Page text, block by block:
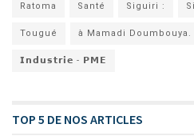
Ratoma Santé Siguiri :
Tougué à Mamadi Doumbouya.
𝗜𝗻𝗱𝘂𝘀𝘁𝗿𝗶𝗲 - 𝗣𝗠𝗘
TOP 5 DE NOS ARTICLES